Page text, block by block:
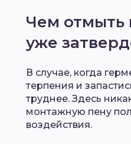
Чем отмыть
уже
В случае, когда
терпения и
труднее. Здесь
монтажную пену
воздействия.